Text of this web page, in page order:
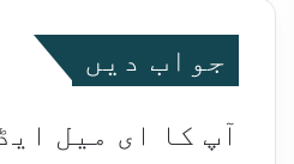
جواب دیں
آپ کا ای میل